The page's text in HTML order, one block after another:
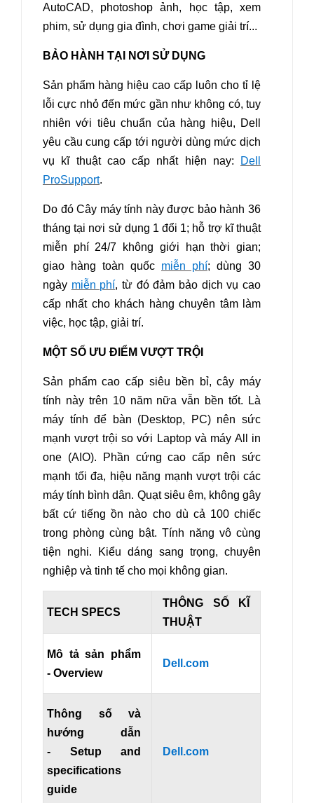
AutoCAD, photoshop ảnh, học tập, xem
phim, sử dụng gia đình, chơi game giải trí...
BẢO HÀNH TẠI NƠI SỬ DỤNG
Sản phẩm hàng hiệu cao cấp luôn cho tỉ lệ
lỗi cực nhỏ đến mức gần như không có, tuy
nhiên với tiêu chuẩn của hàng hiệu, Dell
yêu cầu cung cấp tới người dùng mức dịch
vụ kĩ thuật cao cấp nhất hiện nay:
Dell
ProSupport.
Do đó Cây máy tính này được bảo hành 36
tháng tại nơi sử dụng 1 đổi 1; hỗ trợ kĩ thuật
miễn phí 24/7 không giới hạn thời gian;
giao hàng toàn quốc miễn phí; dùng 30
ngày miễn phí, từ đó đảm bảo dịch vụ cao
cấp nhất cho khách hàng chuyên tâm làm
việc, học tập, giải trí.
MỘT SỐ ƯU ĐIỂM VƯỢT TRỘI
Sản phẩm cao cấp siêu bền bỉ, cây máy
tính này trên 10 năm nữa vẫn bền tốt.
Là
máy tính để bàn (Desktop, PC) nên sức
mạnh vượt trội so với Laptop và máy All in
one (AIO).
Phần cứng cao cấp nên sức
mạnh tối đa, hiệu năng mạnh vượt trội các
máy tính bình dân. Quạt siêu êm, không gây
bất cứ tiếng ồn nào cho dù cả 100 chiếc
trong phòng cùng bật. Tính năng vô cùng
tiện nghi. Kiểu dáng sang trọng, chuyên
nghiệp và tinh tế cho mọi không gian.
TECH SPECS
THÔNG SỐ KĨ
THUẬT
Mô tả sản phẩm
- Overview
Dell.com
Thông số và
hướng dẫn
- Setup and
specifications
guide
Dell.com